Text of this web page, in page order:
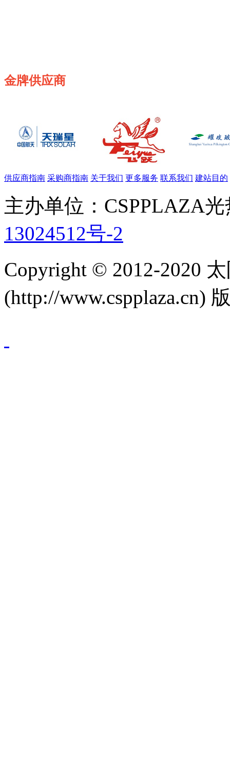
金牌供应商
供应商指南 采购商指南 关于我们 更多服务 联系我们 建站目的
主办单位：CSPPLAZA
13024512号-2
Copyright © 2012-2020
(http://www.cspplaza.cn)